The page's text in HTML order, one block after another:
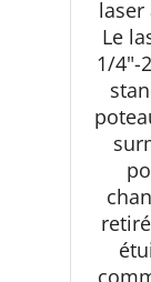
laser
Le
1/4"-